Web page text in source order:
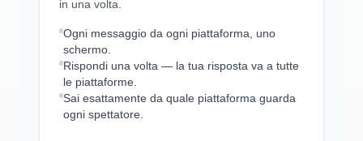
in una volta.
Ogni messaggio da ogni piattaforma, uno
schermo.
Rispondi una volta — la tua risposta va a tutte
le piattaforme.
Sai esattamente da quale piattaforma guarda
ogni spettatore.